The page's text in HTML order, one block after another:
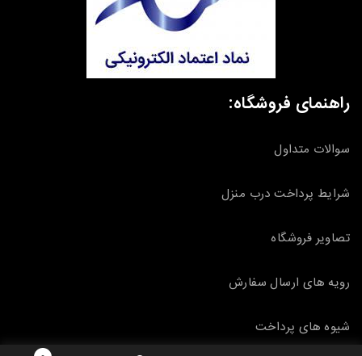
راهنمای فروشگاه:
سوالات متداول
شرایط پرداخت درب منزل
تصاویر فروشگاه
رویه های ارسال سفارش
شیوه های پرداخت